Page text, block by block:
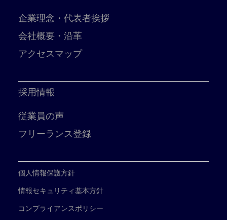
企業理念・代表者挨拶
会社概要・沿革
アクセスマップ
採用情報
従業員の声
フリーランス登録
個人情報保護方針
情報セキュリティ基本方針
コンプライアンスポリシー